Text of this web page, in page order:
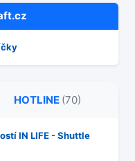
HOTLINE (70)
IN LIFE - Shuttle